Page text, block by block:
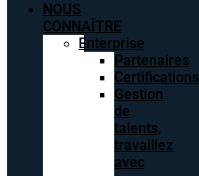
NOUS
CONNAÎTRE
Enterprise
Partenaires
Certifications
Gestion
de
talents,
travaillez
avec